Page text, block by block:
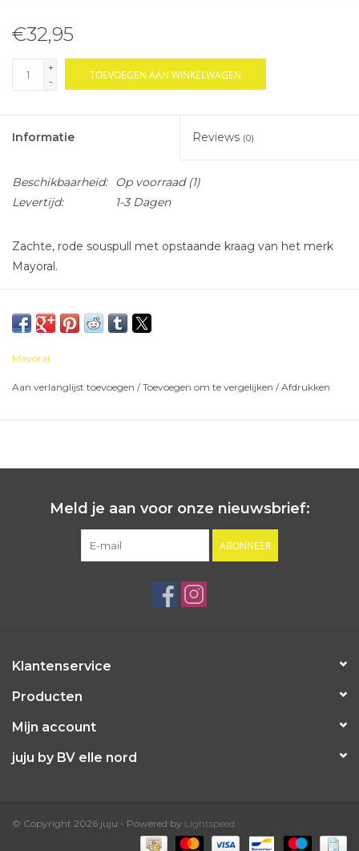
€32,95
+
-
TOEVOEGEN AAN WINKELWAGEN
Informatie Reviews (0)
Beschikbaarheid: Op voorraad(1)
Levertijd:
1-3 Dagen
Zachte, rode souspull met opstaande kraag van het merk
Mayoral.
Mayoral
Aan verlanglijst toevoegen /Toevoegen om te vergelijken /Afdrukken
Meld je aan voor onze nieuwsbrief:
ABONNEER
Klantenservice
Producten
Mijn account
juju by BV elle nord
© Copyright 2026 juju - Powered by Lightspeed